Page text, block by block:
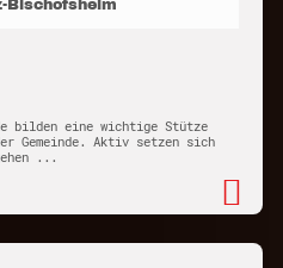
Bischofsheim
bilden eine wichtige Stütze
Gemeinde. Aktiv setzen sich
...